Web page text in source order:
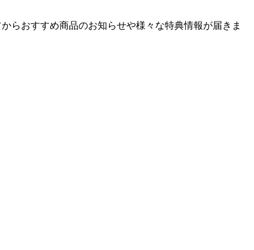
らおすすめ商品のお知らせや様々な特典情報が届きま